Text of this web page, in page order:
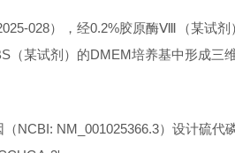
028），经0.2%胶原酶Ⅷ（某试剂
（某试剂） 的DMEM培养基中形成三
（NCBI: NM_001025366.3）设计硫代